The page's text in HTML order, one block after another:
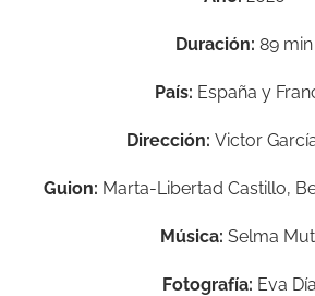
Duración: 89 min
País: España y
Dirección: Victor
Guion: Marta-Libertad Castillo,
Música: Selma
Fotografía: Eva